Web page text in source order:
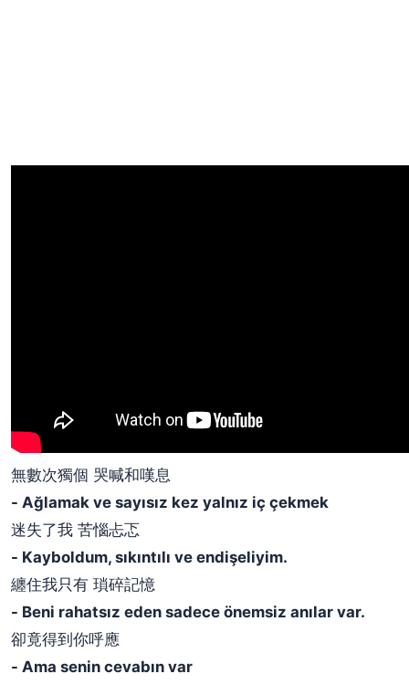
無數次獨個 哭喊和嘆息
- Ağlamak ve sayısız kez yalnız iç çekmek
迷失了我 苦惱忐忑
- Kayboldum, sıkıntılı ve endişeliyim.
纏住我只有 瑣碎記憶
- Beni rahatsız eden sadece önemsiz anılar var.
卻竟得到你呼應
- Ama senin cevabın var